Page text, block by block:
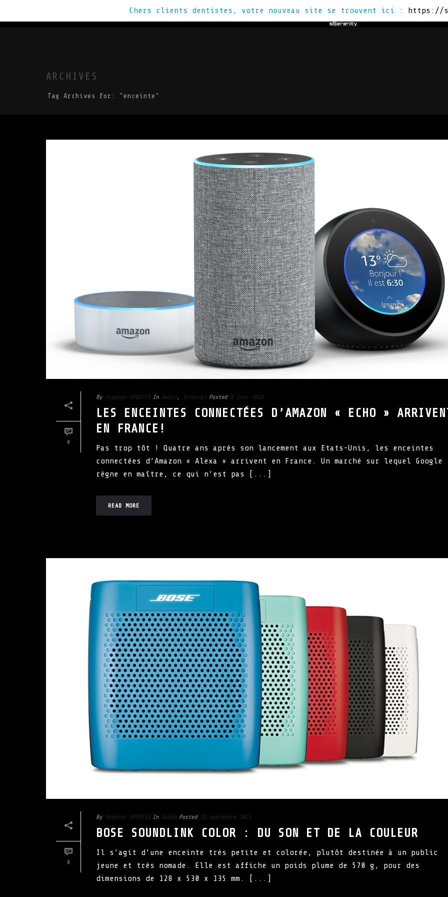
Chers clients dentistes, votre nouveau site se trouvent ici : https://
VOUS CHERCHEZ VOUS ÊTES ACTUS
ARCHIVES
Tag Archives for: "enceinte"
0
By Stephen SPORTES In Audio , Internet Posted 8 juin 2018
LES ENCEINTES CONNECTÉES D’AMAZON « ECHO »
EN FRANCE!
Pas trop tôt ! Quatre ans après son lancement aux Etats-Unis, les enceintes
connectées d’Amazon « Alexa » arrivent en France. Un marché sur lequel Google
règne en maître, ce qui n’est pas [...]
READ MORE
0
By Stephen SPORTES In Audio Posted 18 septembre 2014
BOSE SOUNDLINK COLOR : DU SON ET DE LA COULEUR
Il s’agit d’une enceinte très petite et colorée, plutôt destinée à un public
jeune et très nomade. Elle est affiche un poids plume de 570 g, pour des
dimensions de 128 x 530 x 135 mm. [...]